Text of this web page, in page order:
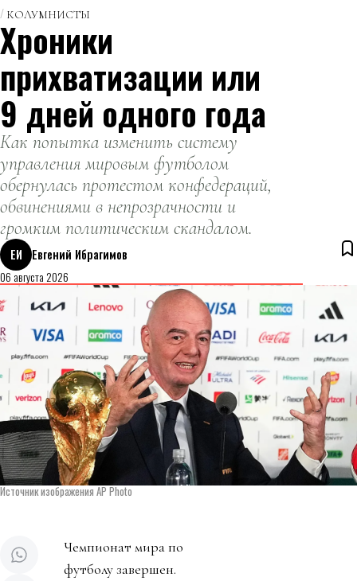
КОЛУМНИСТЫ
Хроники
прихватизации или
9 дней одного года
Как попытка изменить систему
управления мировым футболом
обернулась протестом конфедераций,
обвинениями в непрозрачности и
громким политическим скандалом.
ЕИ
Евгений Ибрагимов
06 августа 2026
Источник изображения AP Photo
Чемпионат мира по
футболу завершен.